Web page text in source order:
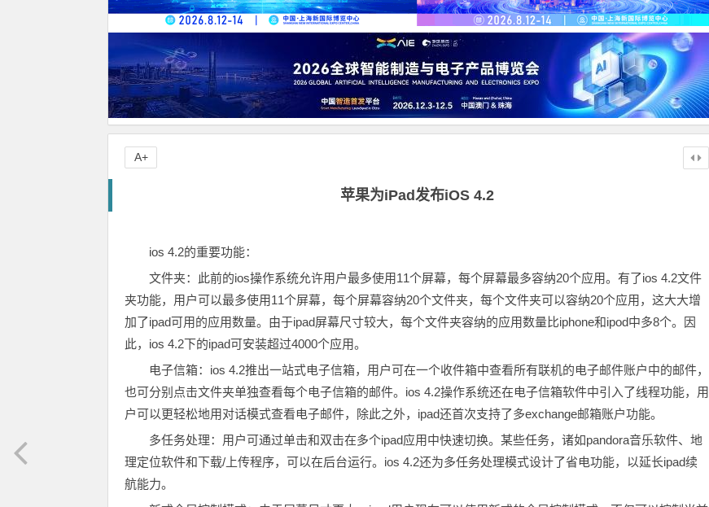
苹果为iPad发布iOS 4.2
ios 4.2的重要功能：
文件夹：此前的ios操作系统允许用户最多使用11个屏幕，每个屏幕最多容纳20个应用。有了ios 4.2文件
夹功能，用户可以最多使用11个屏幕，每个屏幕容纳20个文件夹，每个文件夹可以容纳20个应用，这大大增
加了ipad可用的应用数量。由于ipad屏幕尺寸较大，每个文件夹容纳的应用数量比iphone和ipod中多8个。因
此，ios 4.2下的ipad可安装超过4000个应用。
电子信箱：ios 4.2推出一站式电子信箱，用户可在一个收件箱中查看所有联机的电子邮件账户中的邮件，
也可分别点击文件夹单独查看每个电子信箱的邮件。ios 4.2操作系统还在电子信箱软件中引入了线程功能，用
户可以更轻松地用对话模式查看电子邮件，除此之外，ipad还首次支持了多exchange邮箱账户功能。
多任务处理：用户可通过单击和双击在多个ipad应用中快速切换。某些任务，诸如pandora音乐软件、地
理定位软件和下载/上传程序，可以在后台运行。ios 4.2还为多任务处理模式设计了省电功能，以延长ipad续
航能力。
A+